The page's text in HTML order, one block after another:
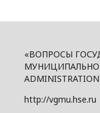
«ВОПРОСЫ
ADMINISTRATION
http://vgmu.hse.ru